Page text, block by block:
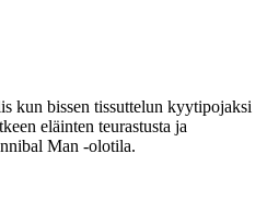
kun bissen tissuttelun kyytipojaksi
eläinten teurastusta ja
Man ‑olotila.